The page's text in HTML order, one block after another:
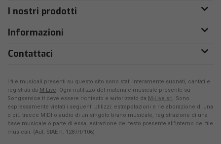
I nostri prodotti
Informazioni
Contattaci
I file musicali presenti su questo sito sono stati interamente suonati, cantati e
registrati da M-Live. Ogni riutilizzo del materiale musicale presente su
Songservice.it deve essere richiesto e autorizzato da M-Live srl. Sono
espressamente vietati i seguenti utilizzi: estrapolazioni e rielaborazione di una
o più tracce MIDI o audio di un singolo brano musicale, registrazione di una
base musicale o parte di essa, estrazione del testo presente all'interno dei file
musicali. (Aut. SIAE n. 1287/I/106)